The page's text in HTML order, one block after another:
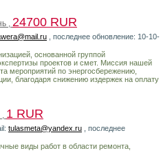
, 24700 RUR
, последнее обновление: 10-10-
основанной группой
проектов и смет. Миссия нашей
мероприятий по энергосбережению,
благодаря снижению издержек на оплату
1 RUR
tulasmeta@yandex.ru , последнее
виды работ в области ремонта,